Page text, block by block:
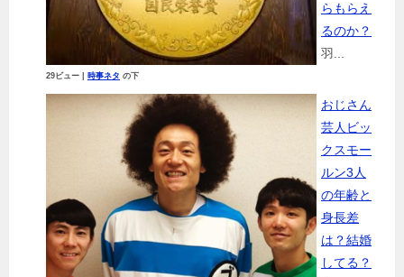
らもらえ
るのか？
羽...
29ビュー 時事ネタ の下
おじさん
芸人ビッ
クスモー
ルン3人
の年齢と
身長差
は？結婚
してる？